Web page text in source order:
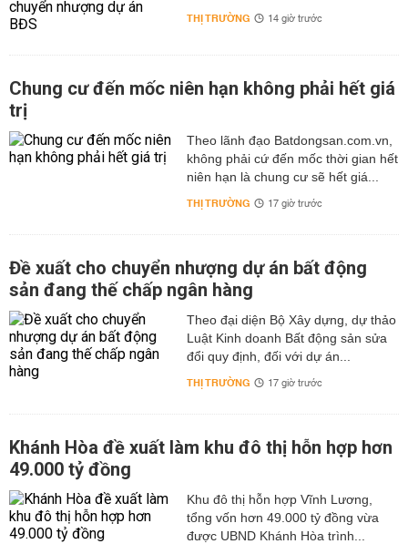
THỊ TRƯỜNG 14 giờ trước
Chung cư đến mốc niên hạn không phải hết giá
trị
Theo lãnh đạo Batdongsan.com.vn,
không phải cứ đến mốc thời gian hết
niên hạn là chung cư sẽ hết giá...
THỊ TRƯỜNG 17 giờ trước
Đề xuất cho chuyển nhượng dự án bất động
sản đang thế chấp ngân hàng
Theo đại diện Bộ Xây dựng, dự thảo
Luật Kinh doanh Bất động sản sửa
đổi quy định, đối với dự án...
THỊ TRƯỜNG 17 giờ trước
Khánh Hòa đề xuất làm khu đô thị hỗn hợp hơn
49.000 tỷ đồng
Khu đô thị hỗn hợp Vĩnh Lương,
tổng vốn hơn 49.000 tỷ đồng vừa
được UBND Khánh Hòa trình...